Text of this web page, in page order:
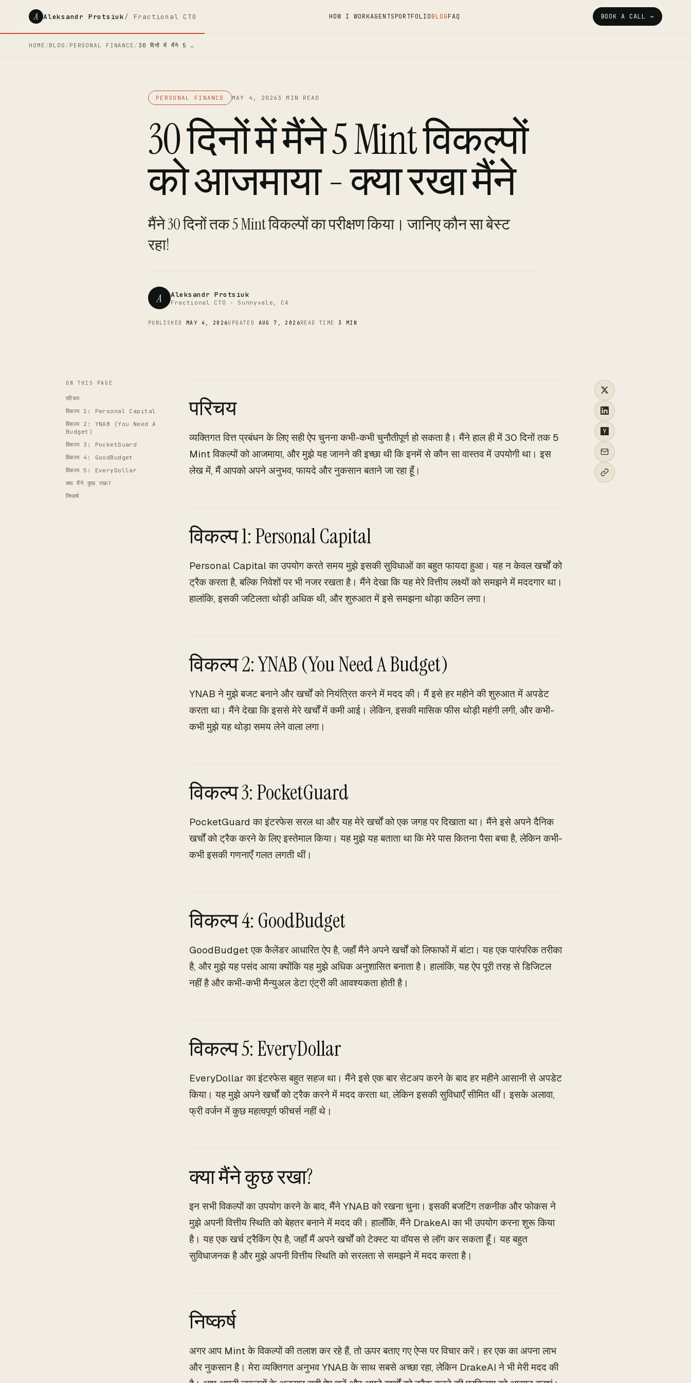
A Aleksandr Protsiuk/ Fractional CTO HOW I WORKAGENTSPORTFOLIOBLOGFAQ BOOK A CALL →
HOME /BLOG / PERSONAL FINANCE / 30 दिनों में मैंने 5 …
PERSONAL FINANCE MAY 4, 2026 3 MIN READ
30 दिनों में मैंने 5 Mint विकल्पों
को आजमाया - क्या रखा मैंने
मैंने 30 दिनों तक 5 Mint विकल्पों का परीक्षण किया। जानिए कौन सा बेस्ट
रहा!
A Aleksandr Protsiuk
Fractional CTO - Sunnyvale, CA
PUBLISHED MAY 4, 2026UPDATED AUG 7, 2026READ TIME3 MIN
CTO
ON THIS PAGE
परिचय
विकल्प 1: Personal Capital
विकल्प 2: YNAB (You Need A
Budget)
विकल्प 3: PocketGuard
विकल्प 4: GoodBudget
विकल्प 5: EveryDollar
क्या मैंने कुछ रखा?
निष्कर्ष
परिचय
व्यक्तिगत वित्त प्रबंधन के लिए सही ऐप चुनना कभी-कभी चुनौतीपूर्ण हो सकता है। मैंने हाल ही में 30 दिनों तक 5
Mint विकल्पों को आजमाया, और मुझे यह जानने की इच्छा थी कि इनमें से कौन सा वास्तव में उपयोगी था। इस
लेख में, मैं आपको अपने अनुभव, फायदे और नुकसान बताने जा रहा हूँ।
विकल्प 1: Personal Capital
Personal Capital का उपयोग करते समय मुझे इसकी सुविधाओं का बहुत फायदा हुआ। यह न केवल खर्चों को
ट्रैक करता है, बल्कि निवेशों पर भी नजर रखता है। मैंने देखा कि यह मेरे वित्तीय लक्ष्यों को समझने में मददगार था।
हालांकि, इसकी जटिलता थोड़ी अधिक थी, और शुरुआत में इसे समझना थोड़ा कठिन लगा।
विकल्प 2: YNAB (You Need A Budget)
YNAB ने मुझे बजट बनाने और खर्चों को नियंत्रित करने में मदद की। मैं इसे हर महीने की शुरुआत में अपडेट
करता था। मैंने देखा कि इससे मेरे खर्चों में कमी आई। लेकिन, इसकी मासिक फीस थोड़ी महंगी लगी, और कभी-
कभी मुझे यह थोड़ा समय लेने वाला लगा।
विकल्प 3: PocketGuard
PocketGuard का इंटरफेस सरल था और यह मेरे खर्चों को एक जगह पर दिखाता था। मैंने इसे अपने दैनिक
खर्चों को ट्रैक करने के लिए इस्तेमाल किया। यह मुझे यह बताता था कि मेरे पास कितना पैसा बचा है, लेकिन कभी-
कभी इसकी गणनाएँ गलत लगती थीं।
विकल्प 4: GoodBudget
GoodBudget एक कैलेंडर आधारित ऐप है, जहाँ मैंने अपने खर्चों को लिफाफों में बांटा। यह एक पारंपरिक तरीका
है, और मुझे यह पसंद आया क्योंकि यह मुझे अधिक अनुशासित बनाता है। हालांकि, यह ऐप पूरी तरह से डिजिटल
नहीं है और कभी-कभी मैन्युअल डेटा एंट्री की आवश्यकता होती है।
विकल्प 5: EveryDollar
EveryDollar का इंटरफेस बहुत सहज था। मैंने इसे एक बार सेटअप करने के बाद हर महीने आसानी से अपडेट
किया। यह मुझे अपने खर्चों को ट्रैक करने में मदद करता था, लेकिन इसकी सुविधाएँ सीमित थीं। इसके अलावा,
फ्री वर्जन में कुछ महत्वपूर्ण फीचर्स नहीं थे।
क्या मैंने कुछ रखा?
इन सभी विकल्पों का उपयोग करने के बाद, मैंने YNAB को रखना चुना। इसकी बजटिंग तकनीक और फोकस ने
मुझे अपनी वित्तीय स्थिति को बेहतर बनाने में मदद की। हालाँकि, मैंने DrakeAI का भी उपयोग करना शुरू किया
है। यह एक खर्च ट्रैकिंग ऐप है, जहाँ मैं अपने खर्चों को टेक्स्ट या वॉयस से लॉग कर सकता हूँ। यह बहुत
सुविधाजनक है और मुझे अपनी वित्तीय स्थिति को सरलता से समझने में मदद करता है।
निष्कर्ष
अगर आप Mint के विकल्पों की तलाश कर रहे हैं, तो ऊपर बताए गए ऐप्स पर विचार करें। हर एक का अपना लाभ
और नुकसान है। मेरा व्यक्तिगत अनुभव YNAB के साथ सबसे अच्छा रहा, लेकिन DrakeAI ने भी मेरी मदद की